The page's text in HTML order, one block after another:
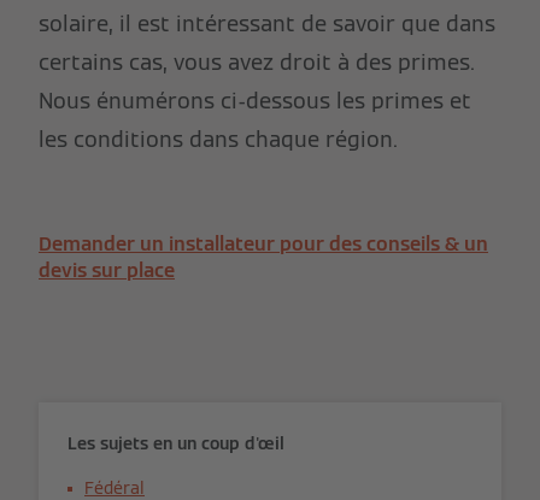
solaire, il est intéressant de savoir que dans
certains cas, vous avez droit à des primes.
Nous énumérons ci-dessous les primes et
les conditions dans chaque région.
Demander un installateur pour des conseils & un
devis sur place
Les sujets en un coup d'œil
Fédéral